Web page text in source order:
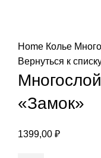
Home Колье
Вернуться к
«Замок»
1399,00 ₽